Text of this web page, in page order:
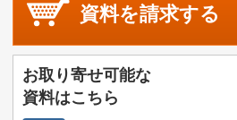
資料を請求する
お取り寄せ可能な
資料はこちら